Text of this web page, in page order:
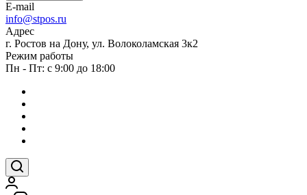
E-mail
info@stpos.ru
Адрес
г. Ростов на Дону, ул. Волоколамская 3к2
Режим работы
Пн - Пт: с 9:00 до 18:00